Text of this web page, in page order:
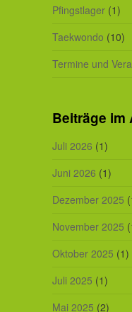
Pfingstlager(1)
Taekwondo (10)
Termine und
Beiträge im
Juli 2026 (1)
Juni 2026 (1)
Dezember 2025
November 2025
Oktober 2025 (1)
Juli 2025 (1)
Mai 2025 (2)